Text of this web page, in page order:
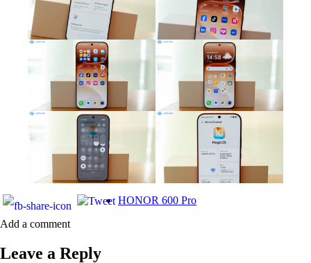
HONOR 600 Pro
Add a comment
Leave a Reply